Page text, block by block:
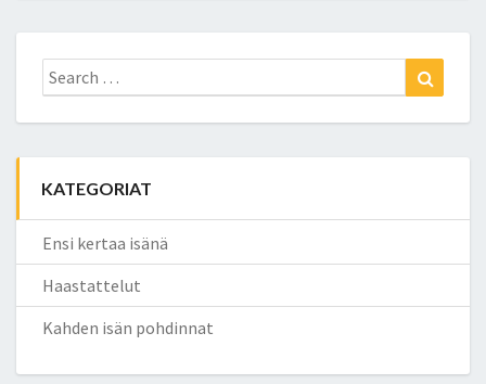
Search
for:
KATEGORIAT
Ensi kertaa isänä
Haastattelut
Kahden isän pohdinnat